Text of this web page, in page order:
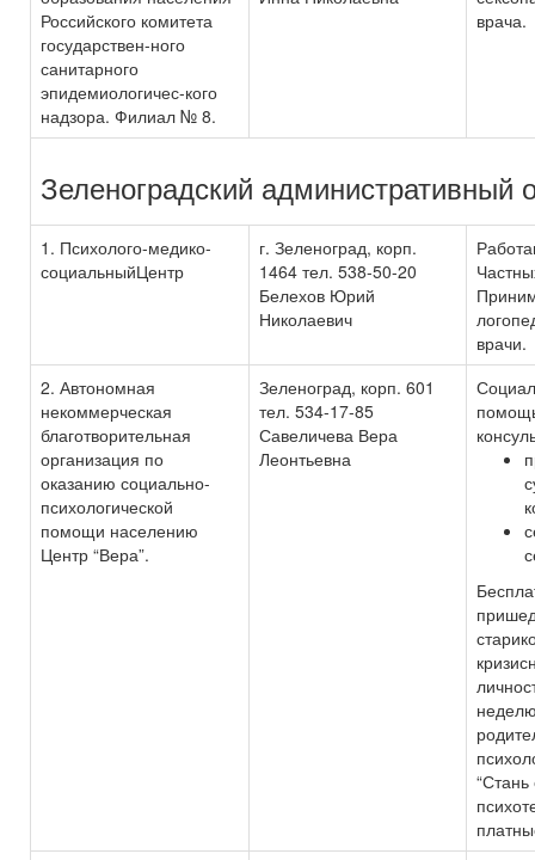
Российского комитета
государствен-ного
санитарного
эпидемиологичес-кого
надзора. Филиал № 8.
врача.
Зеленоградский административный
1. Психолого-медико-
социальныйЦентр
г. Зеленоград, корп.
1464 тел. 538-50-20
Белехов Юрий
Николаевич
врачи.
2. Автономная
некоммерческая
благотворительная
организация по
оказанию социально-
психологической
помощи населению
Центр “Вера”.
Зеленоград, корп. 601
тел. 534-17-85
Савеличева Вера
Леонтьевна